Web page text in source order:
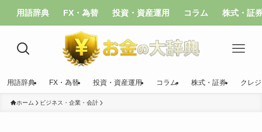
用語辞典 FX・為替 投資・資産運用 コラム 株式・証
用語辞典 FX・為替 投資・資産運用 コラム 株式・証券 クレ
ホーム ビジネス・企業・会計